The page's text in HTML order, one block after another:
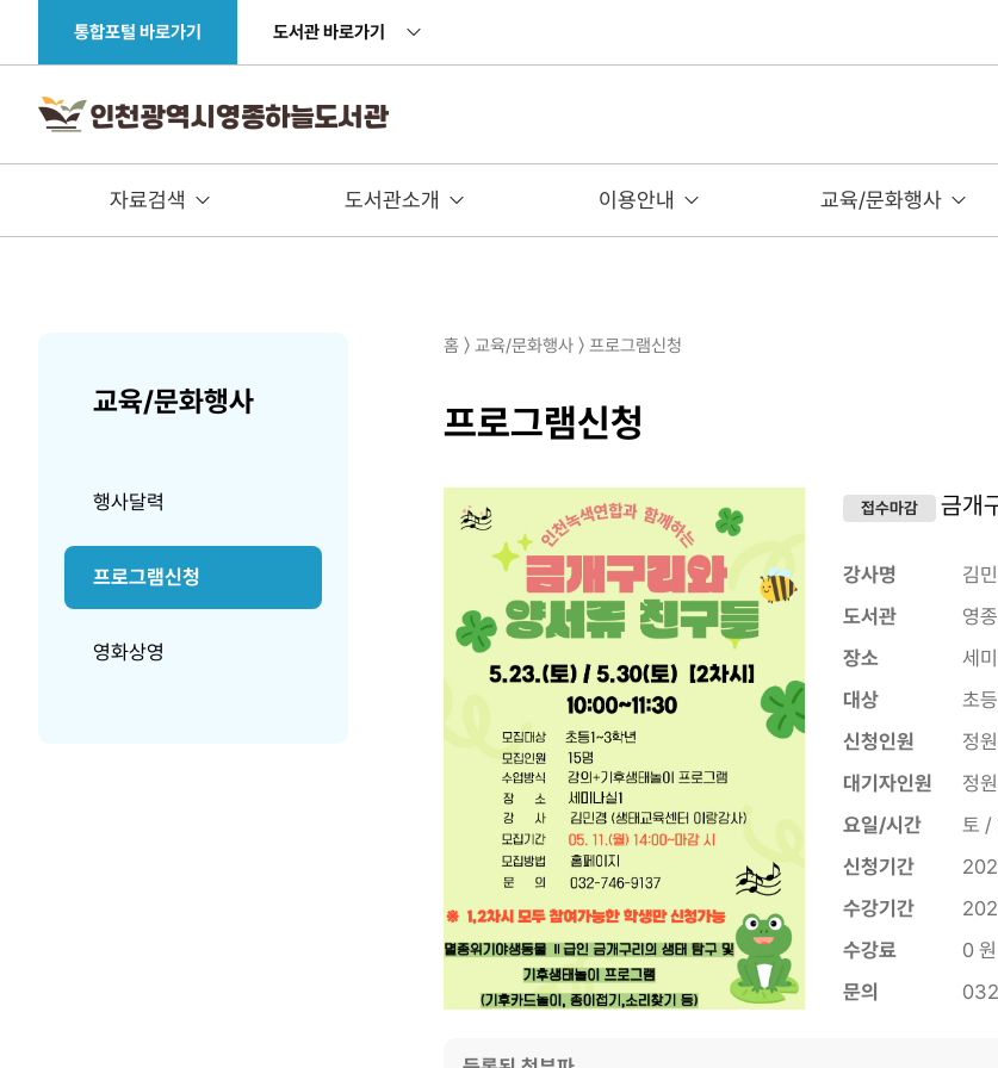
통합포털 바로가기 도서관 바로가기
자료검색 도서관소개 이용안내 교육/문화행사
교육/문화행사
행사달력
프로그램신청
영화상영
홈 〉 교육/문화행사 〉 프로그램신청
프로그램신청
접수마감 금개
강사명
김
도서관
영
장소
세
대상
초
신청인원
정
대기자인원
정
요일/시간
토 /
신청기간
수강기간
수강료
0 원
문의